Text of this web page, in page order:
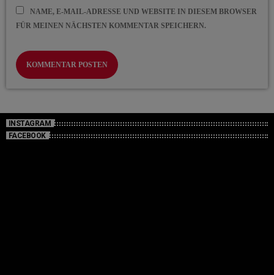
NAME, E-MAIL-ADRESSE UND WEBSITE IN DIESEM BROWSER
FÜR MEINEN NÄCHSTEN KOMMENTAR SPEICHERN.
INSTAGRAM
FACEBOOK